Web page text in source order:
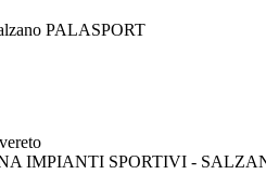
PALASPORT
IMPIANTI SPORTIVI -